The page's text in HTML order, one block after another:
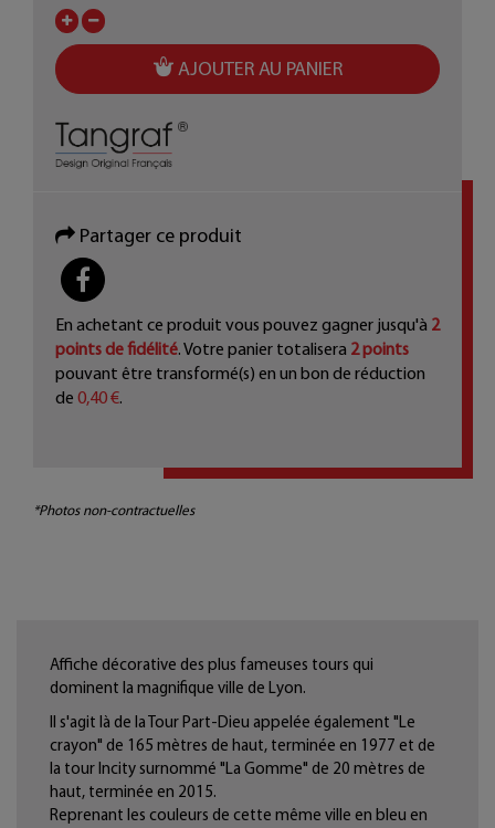
AJOUTER AU PANIER
Partager ce produit
PARTAGER
En achetant ce produit vous pouvez gagner jusqu'à 2
points de fidélité. Votre panier totalisera 2points
pouvant être transformé(s) en un bon de réduction
de 0,40 €.
*Photos non-contractuelles
Affiche décorative des plus fameuses tours qui
dominent la magnifique ville de Lyon.
Il s'agit là de la Tour Part-Dieu appelée également "Le
crayon" de 165 mètres de haut, terminée en 1977 et de
la tour Incity surnommé "La Gomme" de 20 mètres de
haut, terminée en 2015.
Reprenant les couleurs de cette même ville en bleu en